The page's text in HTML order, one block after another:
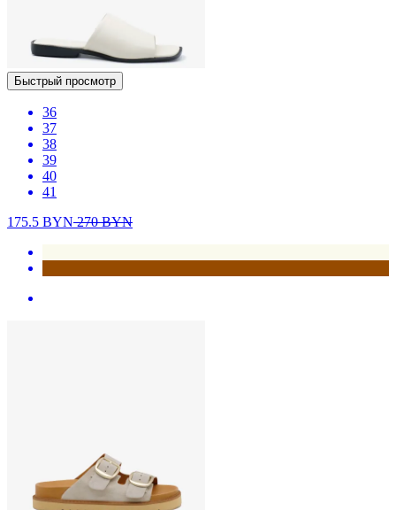
Быстрый просмотр
36
37
38
39
40
41
175.5 BYN270BYN